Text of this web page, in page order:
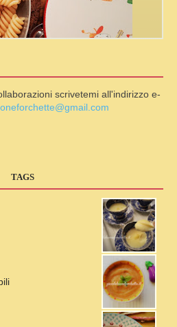
scrivetemi all'indirizzo e-
TAGS